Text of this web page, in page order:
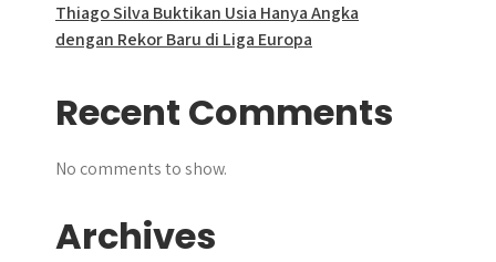
Thiago Silva Buktikan Usia Hanya Angka
dengan Rekor Baru di Liga Europa
Recent Comments
No comments to show.
Archives